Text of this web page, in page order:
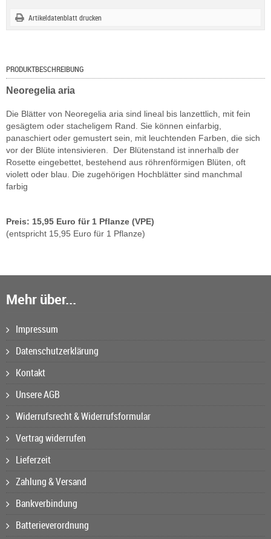
Artikeldatenblatt drucken
PRODUKTBESCHREIBUNG
Neoregelia aria
Die Blätter von Neoregelia aria sind lineal bis lanzettlich, mit fein
gesägtem oder stacheligem Rand. Sie können einfarbig,
panaschiert oder gemustert sein, mit leuchtenden Farben, die sich
vor der Blüte intensivieren. Der Blütenstand ist innerhalb der
Rosette eingebettet, bestehend aus röhrenförmigen Blüten, oft
violett oder blau. Die zugehörigen Hochblätter sind manchmal
farbig
Preis: 15,95 Euro für 1 Pflanze (VPE)
(entspricht 15,95 Euro für 1 Pflanze)
Mehr über...
Impressum
Datenschutzerklärung
Kontakt
Unsere AGB
Widerrufsrecht & Widerrufsformular
Vertrag widerrufen
Lieferzeit
Zahlung & Versand
Bankverbindung
Batterieverordnung